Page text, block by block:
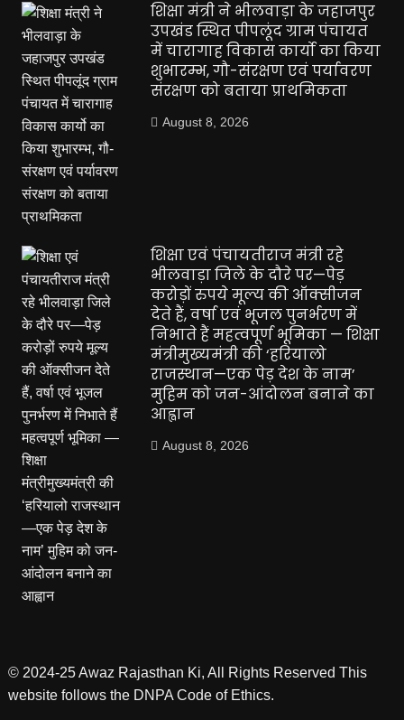
शिक्षा मंत्री ने भीलवाड़ा के जहाजपुर
उपखंड स्थित पीपलूंद ग्राम पंचायत
में चारागाह विकास कार्यो का किया
शुभारम्भ, गौ-संरक्षण एवं पर्यावरण
संरक्षण को बताया प्राथमिकता
August 8, 2026
शिक्षा एवं पंचायतीराज मंत्री रहे
भीलवाड़ा जिले के दौरे पर—पेड़
करोड़ों रुपये मूल्य की ऑक्सीजन
देते हैं, वर्षा एवं भूजल पुनर्भरण में
निभाते हैं महत्वपूर्ण भूमिका — शिक्षा
मंत्रीमुख्यमंत्री की ‘हरियालो
राजस्थान—एक पेड़ देश के नाम’
मुहिम को जन-आंदोलन बनाने का
आह्वान
August 8, 2026
© 2024-25 Awaz Rajasthan Ki, All Rights Reserved This
website follows the DNPA Code of Ethics.